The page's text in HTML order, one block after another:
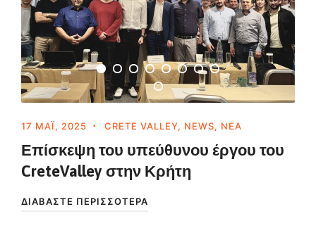
17 ΜΆΙ, 2025 CRETE VALLEY, NEWS, ΝΈΑ
Επίσκεψη του υπεύθυνου έργου του
CreteValley στην Κρήτη
ΔΙΑΒΆΣΤΕ ΠΕΡΙΣΣΌΤΕΡΑ